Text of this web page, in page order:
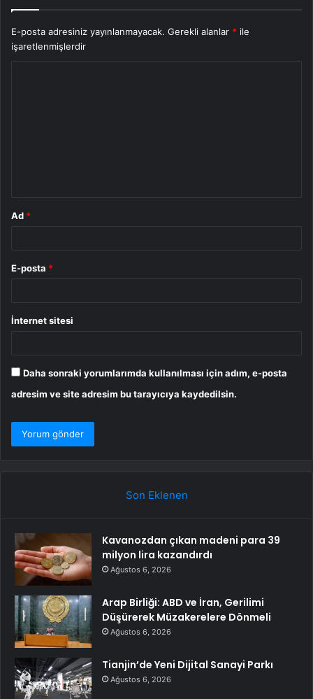
E-posta adresiniz yayınlanmayacak. Gerekli alanlar * ile
işaretlenmişlerdir
Ad *
E-posta *
İnternet sitesi
Daha sonraki yorumlarımda kullanılması için adım, e-posta
adresim ve site adresim bu tarayıcıya kaydedilsin.
Son Eklenen
Kavanozdan çıkan madeni para 39
milyon lira kazandırdı
Ağustos 6, 2026
Arap Birliği: ABD ve İran, Gerilimi
Düşürerek Müzakerelere Dönmeli
Ağustos 6, 2026
Tianjin’de Yeni Dijital Sanayi Parkı
Ağustos 6, 2026